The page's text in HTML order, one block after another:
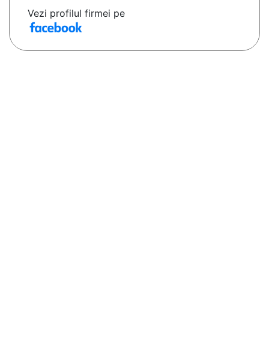
Vezi profilul firmei pe